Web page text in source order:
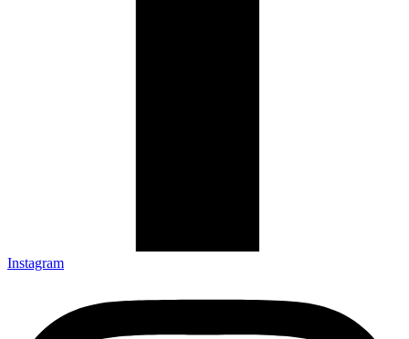
Instagram